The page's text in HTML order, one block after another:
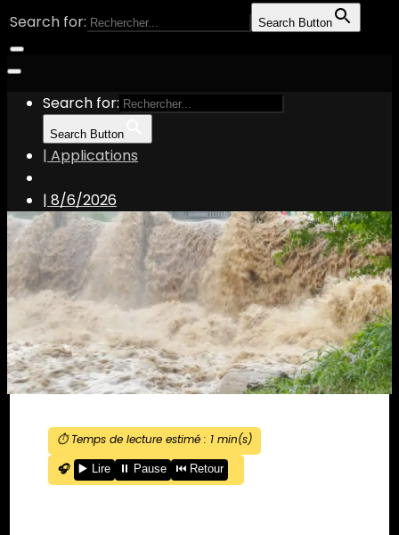
Search for: Search Button
Search for:
Search Button
| Applications
| 8/6/2026
⏱️ Temps de lecture estimé : 1min(s)
🎧
▶️ Lire ⏸️ Pause ⏮️ Retour